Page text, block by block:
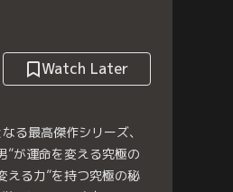
Watch Later
る最高傑作シリーズ、
”が運命を変える究極の
える力”を持つ究極の秘